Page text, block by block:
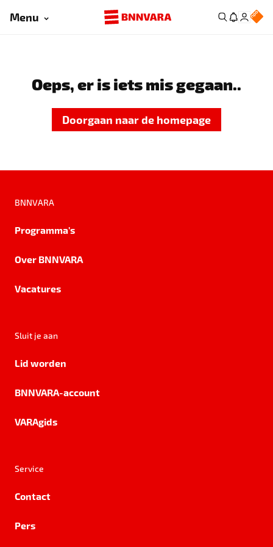
Menu
Oeps, er is iets mis gegaan..
Doorgaan naar de homepage
BNNVARA
Programma's
Over BNNVARA
Vacatures
Sluit je aan
Lid worden
BNNVARA-account
VARAgids
Service
Contact
Pers